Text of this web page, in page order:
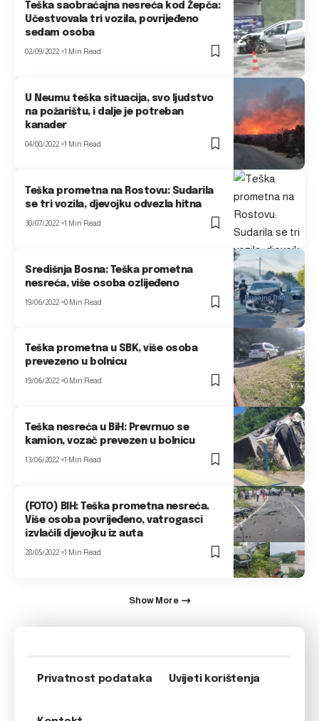
Teška saobraćajna nesreća kod Žepča:
Učestvovala tri vozila, povrijeđeno
sedam osoba
02/09/2022 1 Min Read
U Neumu teška situacija, svo ljudstvo
na požarištu, i dalje je potreban
kanader
04/08/2022 1 Min Read
Teška prometna na Rostovu: Sudarila
se tri vozila, djevojku odvezla hitna
30/07/2022 1 Min Read
Središnja Bosna: Teška prometna
nesreća, više osoba ozlijeđeno
19/06/2022 0 Min Read
Teška prometna u SBK, više osoba
prevezeno u bolnicu
19/06/2022 0 Min Read
Teška nesreća u BiH: Prevrnuo se
kamion, vozač prevezen u bolnicu
13/06/2022 1 Min Read
(FOTO) BIH: Teška prometna nesreća.
Više osoba povrijeđeno, vatrogasci
izvlačili djevojku iz auta
28/05/2022 1 Min Read
Show More
Privatnost podataka Uvijeti korištenja